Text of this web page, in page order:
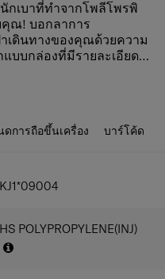
เบาที่ทำจากโพลีโพรพิ
ณ! บอกลาการ
เดินทางของคุณด้วยความ
บบกล่องที่มีรายละเอียดสี
กังวลด้วยคุณสมบัติ
คู่ และตัวล็อค TSA®* ใน
ความพิเศษเพียงเล็กน้อย
ด้จริงประกอบด้วยตัวแบ่ง
ความจุได้
การถือขึ้นเครื่อง บาร์โค้ด
KJ1*09004
HS POLYPROPYLENE(INJ)